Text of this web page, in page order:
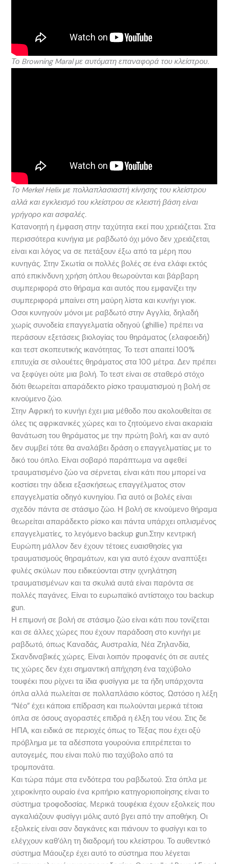
Το Browning Maral με αυτόματη επαναφορά του κλείστρου.
Το Merkel Helix με πολλαπλασιαστή κίνησης του κλείστρου
αλλά και εγκλεισμό του κλείστρου σε κλειστή βάση είναι
γρήγορο και ασφαλές.
Κατανοητή η έμφαση στην ταχύτητα εκεί που χρειάζεται. Στα
περισσότερα κυνήγια με ραβδωτό όχι μόνο δεν χρειάζεται,
είναι και λόγος να σε πετάξουν έξω από τα μέρη που
κυνηγάς. Στην Σκωτία οι πολλές βολές σε ένα ελάφι εκτός
από επικίνδυνη χρήση όπλου θεωρούνται και βάρβαρη
συμπεριφορά στο θήραμα και αυτός που εμφανίζει την
συμπεριφορά μπαίνει στη μαύρη λίστα και κυνήγι γιοκ.
Οσοι κυνηγούν μόνοι με ραβδωτό στην Αγγλία, δηλαδή
χωρίς συνοδεία επαγγελματία οδηγού (ghillie) πρέπει να
περάσουν εξετάσεις βιολογίας του θηράματος (ελαφοειδή)
και τεστ σκοπευτικής ικανότητας. Το τεστ απαιτεί 100%
επιτυχία σε σιλουέτες θηράματος στα 100 μέτρα. Δεν πρέπει
να ξεφύγει ούτε μια βολή. Το τεστ είναι σε σταθερό στόχο
διότι θεωρείται απαράδεκτο ρίσκο τραυματισμού η βολή σε
κινούμενο ζώο.
Στην Αφρική το κυνήγι έχει μια μέθοδο που ακολουθείται σε
όλες τις αφρικανικές χώρες και το ζητούμενο είναι ακαριαία
θανάτωση του θηράματος με την πρώτη βολή, και αν αυτό
δεν συμβεί τότε θα αναλάβει δράση ο επαγγελματίας με το
δικό του όπλο. Είναι σοβαρό παράπτωμα να αφεθεί
τραυματισμένο ζώο να σέρνεται, είναι κάτι που μπορεί να
κοστίσει την άδεια εξασκήσεως επαγγέλματος στον
επαγγελματία οδηγό κυνηγίου. Για αυτό οι βολές είναι
σχεδόν πάντα σε στάσιμο ζώο. Η βολή σε κινούμενο θήραμα
θεωρείται απαράδεκτο ρίσκο και πάντα υπάρχει οπλισμένος
επαγγελματίες, το λεγόμενο backup gun.Στην κεντρική
Ευρώπη μάλλον δεν έχουν τέτοιες ευαισθησίες για
τραυματισμούς θηραμάτων, και για αυτό έχουν αναπτύξει
φυλές σκύλων που ειδικεύονται στην ιχνηλάτηση
τραυματισμένων και τα σκυλιά αυτά είναι παρόντα σε
πολλές παγάνες. Είναι το ευρωπαϊκό αντίστοιχο του backup
gun.
Η επιμονή σε βολή σε στάσιμο ζώο είναι κάτι που τονίζεται
και σε άλλες χώρες που έχουν παράδοση στο κυνήγι με
ραβδωτό, όπως Καναδάς, Αυστραλία, Νέα Ζηλανδία,
Σκανδιναβικές χώρες. Είναι λοιπόν προφανές ότι σε αυτές
τις χώρες δεν έχει σημαντική απήχηση ένα ταχύβολο
τουφέκι που ρίχνει τα ίδια φυσίγγια με τα ήδη υπάρχοντα
όπλα αλλά πωλείται σε πολλαπλάσιο κόστος. Ωστόσο η λέξη
“Νέο” έχει κάποια επίδραση και πωλούνται μερικά τέτοια
όπλα σε όσους αγοραστές επιδρά η έλξη του νέου. Στις δε
ΗΠΑ, και ειδικά σε περιοχές όπως το Τέξας που έχει οξύ
πρόβλημα με τα αδέσποτα γουρούνια επιτρέπεται το
αυτογεμές, που είναι πολύ πιο ταχύβολο από τα
τρομπονάτα.
Και τώρα πάμε στα ενδότερα του ραβδωτού. Στα όπλα με
χειροκίνητο ουραίο ένα κριτήριο κατηγοριοποίησης είναι το
σύστημα τροφοδοσίας. Μερικά τουφέκια έχουν εξολκείς που
αγκαλιάζουν φυσίγγι μόλις αυτό βγει από την αποθήκη. Οι
εξολκείς είναι σαν δαγκάνες και πιάνουν το φυσίγγι και το
ελέγχουν καθ’όλη τη διαδρομή του κλείστρου. Το αυθεντικό
σύστημα Μάουζερ έχει αυτό το σύστημα που λέγεται